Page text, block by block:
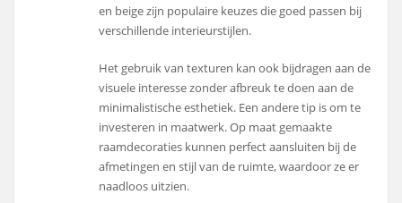
en beige zijn populaire keuzes die goed passen bij
verschillende interieurstijlen.
Het gebruik van texturen kan ook bijdragen aan de
visuele interesse zonder afbreuk te doen aan de
minimalistische esthetiek. Een andere tip is om te
investeren in maatwerk. Op maat gemaakte
raamdecoraties kunnen perfect aansluiten bij de
afmetingen en stijl van de ruimte, waardoor ze er
naadloos uitzien.